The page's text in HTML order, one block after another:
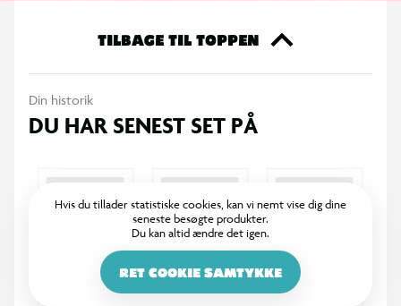
TILBAGE TIL TOPPEN
Din historik
DU HAR SENEST SET PÅ
Hvis du tillader statistiske cookies, kan vi nemt vise dig dine
seneste besøgte produkter.
Du kan altid ændre det igen.
RET COOKIE SAMTYKKE